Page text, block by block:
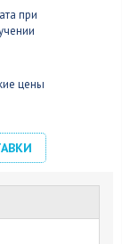
при
цены